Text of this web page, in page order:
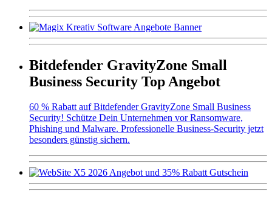
Bitdefender GravityZone Small
Business Security Top Angebot
60 % Rabatt auf Bitdefender GravityZone Small Business
Security! Schütze Dein Unternehmen vor Ransomware,
Phishing und Malware. Professionelle Business-Security jetzt
besonders günstig sichern.